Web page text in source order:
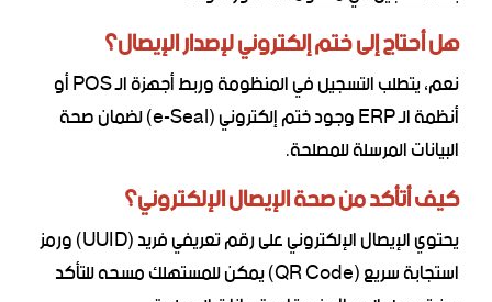
هل أحتاج إلى ختم إلكتروني لإصدار الإيصال؟
نعم، يتطلب التسجيل في المنظومة وربط أجهزة الـ POS أو
أنظمة الـ ERP وجود ختم إلكتروني (e-Seal) لضمان صحة
البيانات المرسلة للمصلحة.
كيف أتأكد من صحة الإيصال الإلكتروني؟
يحتوي الإيصال الإلكتروني على رقم تعريفي فريد (UUID) ورمز
استجابة سريع (QR Code) يمكن للمستهلك مسحه للتأكد